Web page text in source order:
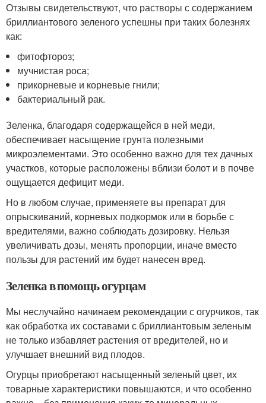
Отзывы свидетельствуют, что растворы с содержанием
бриллиантового зеленого успешны при таких болезнях
как:
фитофтороз;
мучнистая роса;
прикорневые и корневые гнили;
бактериальный рак.
Зеленка, благодаря содержащейся в ней меди,
обеспечивает насыщение грунта полезными
микроэлементами. Это особенно важно для тех дачных
участков, которые расположены вблизи болот и в почве
ощущается дефицит меди.
Но в любом случае, применяете вы препарат для
опрыскиваний, корневых подкормок или в борьбе с
вредителями, важно соблюдать дозировку. Нельзя
увеличивать дозы, менять пропорции, иначе вместо
пользы для растений им будет нанесен вред.
Зеленка в помощь огурцам
Мы неслучайно начинаем рекомендации с огурчиков, так
как обработка их составами с бриллиантовым зеленым
не только избавляет растения от вредителей, но и
улучшает внешний вид плодов.
Огурцы приобретают насыщенный зеленый цвет, их
товарные характеристики повышаются, и что особенно